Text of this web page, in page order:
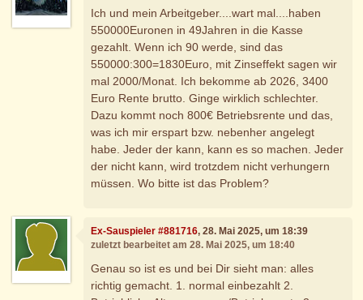
Ich und mein Arbeitgeber....wart mal....haben
550000Euronen in 49Jahren in die Kasse
gezahlt. Wenn ich 90 werde, sind das
550000:300=1830Euro, mit Zinseffekt sagen wir
mal 2000/Monat. Ich bekomme ab 2026, 3400
Euro Rente brutto. Ginge wirklich schlechter.
Dazu kommt noch 800€ Betriebsrente und das,
was ich mir erspart bzw. nebenher angelegt
habe. Jeder der kann, kann es so machen. Jeder
der nicht kann, wird trotzdem nicht verhungern
müssen. Wo bitte ist das Problem?
Ex-Sauspieler #881716, 28. Mai 2025, um 18:39
zuletzt bearbeitet am 28. Mai 2025, um 18:40
Genau so ist es und bei Dir sieht man: alles
richtig gemacht. 1. normal einbezahlt 2.